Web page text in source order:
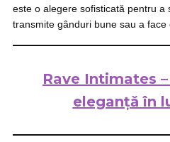
este o alegere sofisticată pentru a
transmite gânduri bune sau a face
Rave Intimates
eleganță în